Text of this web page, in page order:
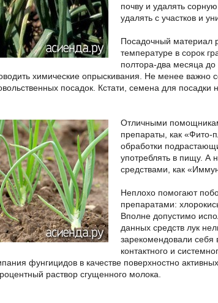
почву и удалять
удалять с участков и
Посадочный материал
температуре в сорок
полтора-два месяца
химические опрыскивания. Не менее важно
посадок. Кстати, семена для посадки
Отличными
препараты, как «Фито-
обработки
употреблять в пищу. А
средствами, как
Неплохо помогают
препаратами:
Вполне допустимо
данных средств лук
зарекомендовали себя
контактного и
фунгицидов в качестве поверхностно
раствор сгущенного молока.